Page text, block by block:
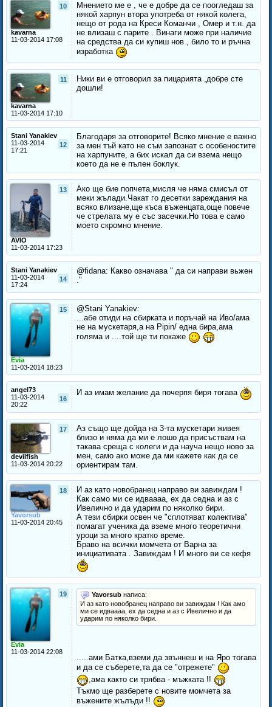
10
kavarna
11-03-2014 17:08
Мнението ме е , че е добре да се поогледаш за
някой харпун втора употреба от някой колега,
нещо от рода на Креси Команчи , Омер и т.н. да
не влизаш с парите . Винаги може при наличие
на средства да си купиш нов , било то и ръчна
изработка
11
kavarna
11-03-2014 17:10
Ники ви е отговорил за пицарията ,добре сте
дошли!
Stani Yanakiev
12
11-03-2014
17:21
Благодаря за отговорите! Всяко мнение е важно
за мен тъй като не съм запознат с особеностите
на харпуните, а бих искал да си взема нещо
което да не е пълен боклук.
13
AVIO
11-03-2014 17:23
Ако ще бие попчета,мисля че няма смисъл от
меки жълади.Чакат го десетки зареждания на
всяко влизане,ще къса въженцата,още повече
че стрелата му е със засечки.Но това е само
моето скромно мнение.
Stani Yanakiev
14
11-03-2014
17:24
@fidana: Какво означава " да си направи вьжен
."
15
Evia
11-03-2014 18:23
@Stani Yanakiev:
...абе отиди на сбирката и поръчай на Иво/ама
не на мускетаря,а на Pipin/ една бира,ама
голяма и ....той ще ти покаже
angel73
16
11-03-2014
20:22
И аз имам желание да почерпя биря тогава
17
devilfish
11-03-2014 20:22
Аз също ще дойда на 3-та мускетари живея
близо и няма да ми е лошо да присъствам на
такава среща с колеги и да науча нещо ново за
мен, само ако може да ми кажете как да се
ориентирам там.
18
Yavorsub
11-03-2014 20:45
И аз като новобранец направо ви завиждам !
Как само ми се идваааа, ех да седна и аз с
Ивелично и да ударим по няколко бири.
А тези сбирки освен че "сплотяват колектива"
помагат ученика да вземе много теоретични
уроци за много кратко време.
Браво на всички момчета от Варна за
инициативата . Завиждам ! И много ви се кефя
19
Evia
11-03-2014 22:08
Yavorsub написа:
И аз като новобранец направо ви завиждам ! Как амо
ми се идваааа, ех да седна и аз с Ивелично и да
ударим по няколко бири.
.....ами Батка,вземи да звъннеш и на Яро тогава
и да се съберете,та да се "отрежете"
,ама както си трябва - мъжката !!
Тъкмо ще разберете с новите момчета за
въжените жълъди !!